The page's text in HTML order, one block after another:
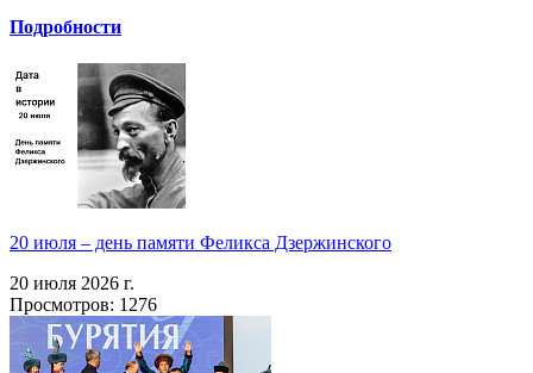
Подробности
20 июля – день памяти Феликса Дзержинского
20 июля 2026 г.
Просмотров: 1276